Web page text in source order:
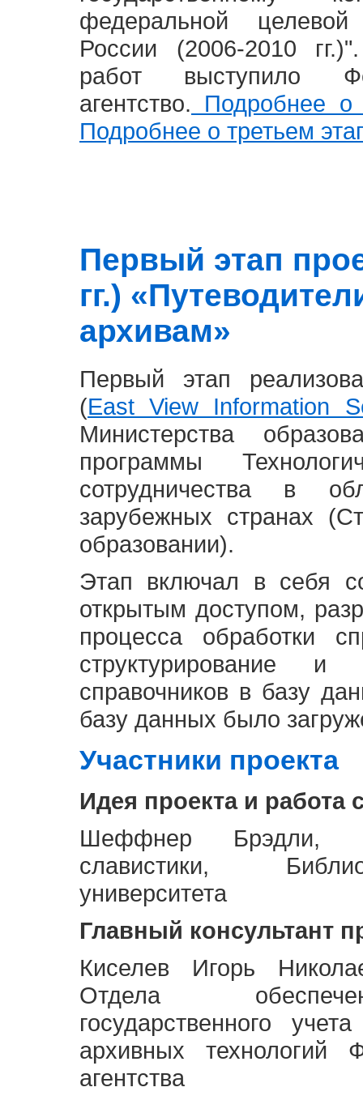
федеральной
России (2006-2010
работ выступило
агентство. Подробнее о
Подробнее о третьем
Первый этап
гг.)
архивам»
Первый этап
(East View Information
Министерства
программы
сотрудничества в
зарубежных странах
образовании).
Этап включал в себя
открытым доступом,
процесса обработки
структурирование и
справочников в базу
базу данных было
Участники проекта
Идея проекта и работа
Шеффнер Брэдли,
славистики,
университета
Главный консультант
Киселев Игорь
Отдела
государственного
архивных технологий
агентства